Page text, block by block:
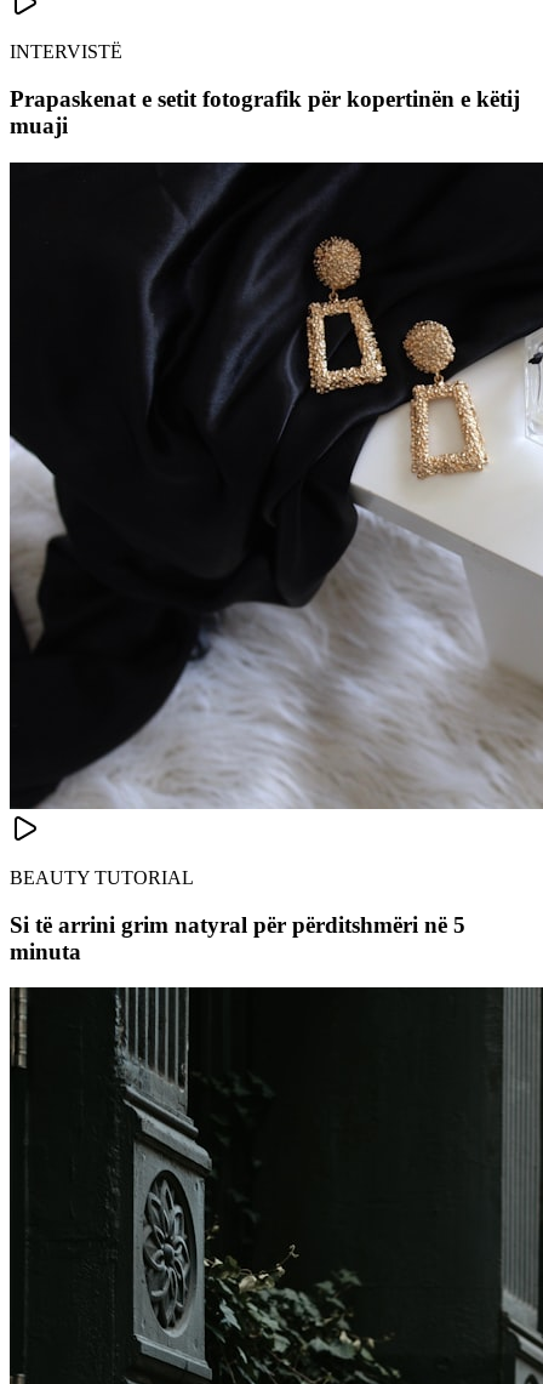
INTERVISTË
Prapaskenat e setit fotografik për kopertinën e këtij
muaji
BEAUTY TUTORIAL
Si të arrini grim natyral për përditshmëri në 5
minuta